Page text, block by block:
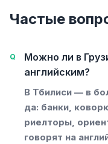
Частые
Можно ли в
английским?
В Тбилиси — в
да: банки,
риелторы,
говорят на